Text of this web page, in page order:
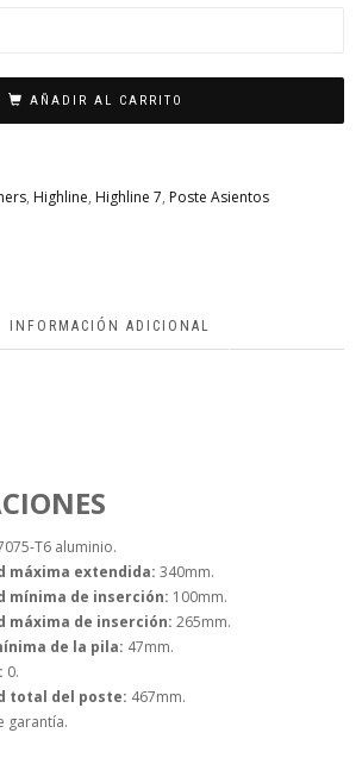
AÑADIR AL CARRITO
, Highline, Highline 7, Poste Asientos
INFORMACIÓN ADICIONAL
T6 aluminio.
máxima extendida: 340mm.
mínima de inserción: 100mm.
máxima de inserción: 265mm.
de la pila: 47mm.
0.
total del poste: 467mm.
garantía.